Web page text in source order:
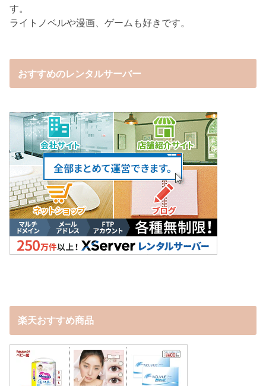
す。
ライトノベルや漫画、ゲームも好きです。
おすすめのレンタルサーバー
楽天おすすめ商品